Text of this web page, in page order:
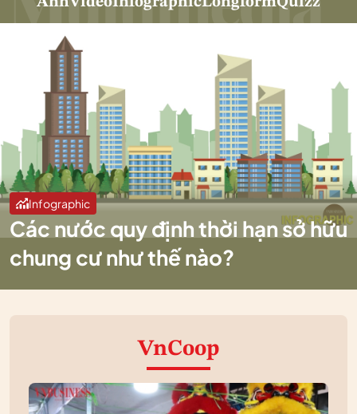
Infographic
Các nước quy định thời hạn sở hữu
chung cư như thế nào?
VnCoop